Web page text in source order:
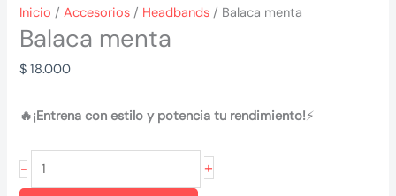
Inicio /Accesorios / Headbands / Balaca menta
Balaca menta
$ 18.000
🔥¡Entrena con estilo y potencia tu rendimiento!⚡
-
Balaca
menta
+